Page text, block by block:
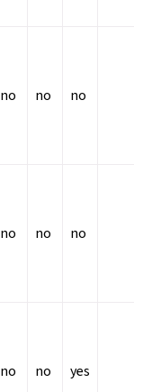
no no no
no no no
no no yes